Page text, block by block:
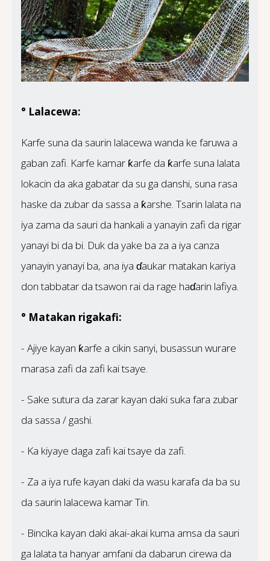
° Lalacewa:
Karfe suna da saurin lalacewa wanda ke faruwa a
gaban zafi. Karfe kamar ƙarfe da ƙarfe suna lalata
lokacin da aka gabatar da su ga danshi, suna rasa
haske da zubar da sassa a ƙarshe. Tsarin lalata na
iya zama da sauri da hankali a yanayin zafi da rigar
yanayi bi da bi. Duk da yake ba za a iya canza
yanayin yanayi ba, ana iya ɗaukar matakan kariya
don tabbatar da tsawon rai da rage haɗarin lafiya.
° Matakan rigakafi:
- Ajiye kayan ƙarfe a cikin sanyi, busassun wurare
marasa zafi da zafi kai tsaye.
- Sake sutura da zarar kayan daki suka fara zubar
da sassa / gashi.
- Ka kiyaye daga zafi kai tsaye da zafi.
- Za a iya rufe kayan daki da wasu karafa da ba su
da saurin lalacewa kamar Tin.
- Bincika kayan daki akai-akai kuma amsa da sauri
ga lalata ta hanyar amfani da dabarun cirewa da